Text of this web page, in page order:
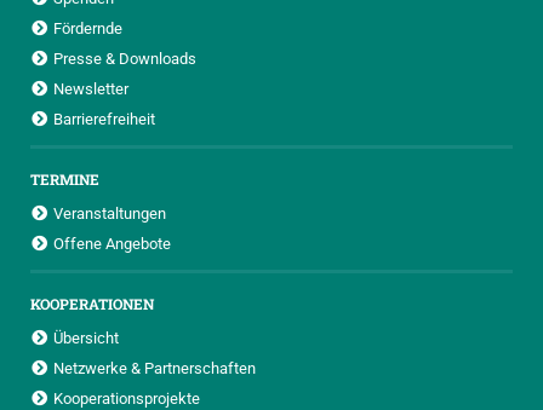
Fördernde
Presse & Downloads
Newsletter
Barrierefreiheit
TERMINE
Veranstaltungen
Offene Angebote
KOOPERATIONEN
Übersicht
Netzwerke & Partnerschaften
Kooperationsprojekte